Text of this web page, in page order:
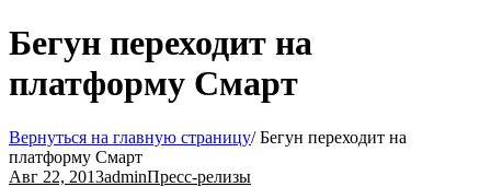
Бегун переходит на
платформу Смарт
Вернуться на главную страницу/Бегун переходит на
платформу Смарт
Авг 22, 2013adminПресс-релизы